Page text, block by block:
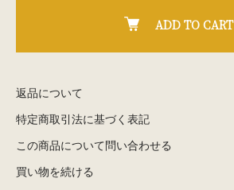
ADD TO CART
返品について
特定商取引法に基づく表記
この商品について問い合わせる
買い物を続ける